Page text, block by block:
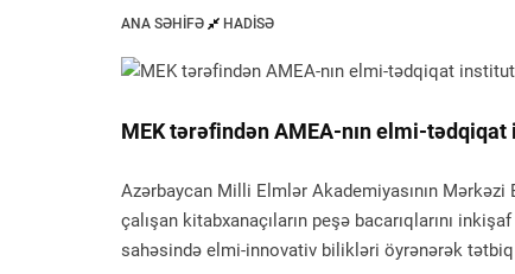
ANA SƏHIFƏ HADISƏ
MEK tərəfindən AMEA-nın elmi-
Azərbaycan Milli Elmlər Akademiyasının
çalışan kitabxanaçıların peşə bacarıqlarını
sahəsində elmi-innovativ bilikləri öyrənərək